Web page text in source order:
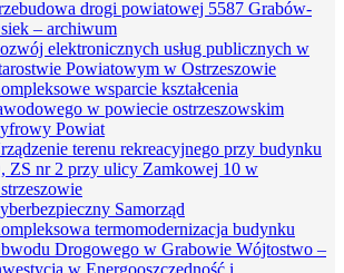
drogi powiatowej 5587 Grabów-
– archiwum
elektronicznych usług publicznych w
Powiatowym w Ostrzeszowie
wsparcie kształcenia
w powiecie ostrzeszowskim
Powiat
terenu rekreacyjnego przy budynku
ZS nr 2 przy ulicy Zamkowej 10 w
Samorząd
termomodernizacja budynku
Drogowego w Grabowie Wójtostwo –
w Energooszczędność i